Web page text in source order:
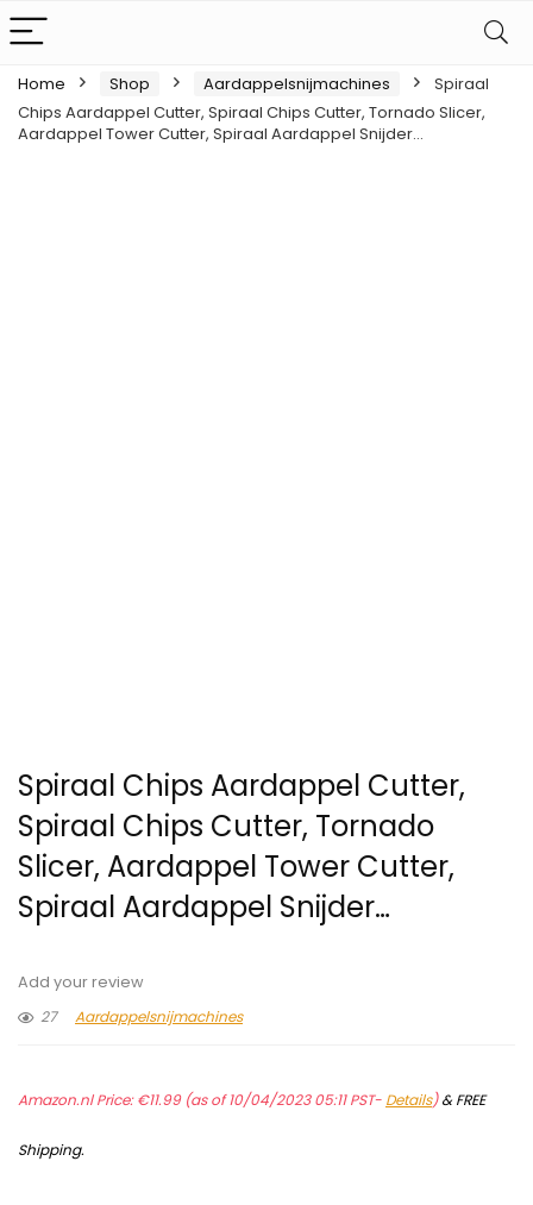
Home Shop Aardappelsnijmachines
Spiraal
Chips Aardappel Cutter, Spiraal Chips Cutter, Tornado Slicer,
Aardappel Tower Cutter, Spiraal Aardappel Snijder…
Spiraal Chips Aardappel Cutter,
Spiraal Chips Cutter, Tornado
Slicer, Aardappel Tower Cutter,
Spiraal Aardappel Snijder…
Add your review
27
Aardappelsnijmachines
Amazon.nl Price:€11.99(as of 10/04/2023 05:11 PST- Details)&FREE
Shipping.